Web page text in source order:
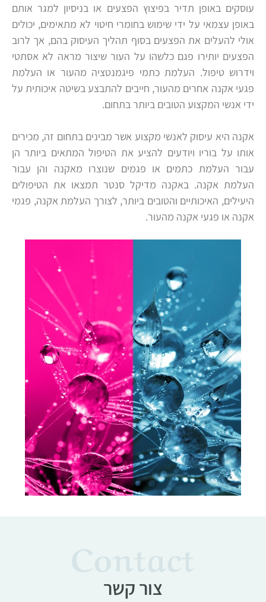
עוסקים באופן תדיר בפיצוץ הפצעים או בניסיון למגר אותם
באופן עצמאי על ידי שימוש בחומרי חיטוי לא מתאימים, יכולים
אולי להעלים את הפצעים בסוף תהליך העיסוק בהם, אך לרוב
הפצעים יותירו פגם כלשהו על העור שיצור מראה לא אסתטי
וידרוש טיפול. העלמת כתמי פיגמנטציה מהעור או העלמת
פגעי אקנה אחרים מהעור, חייבים להתבצע בשיטה איכותית על
ידי אנשי המקצוע הטובים ביותר בתחום.
אקנה היא עיסוק לאנשי מקצוע אשר מבינים בתחום זה, מכירים
אותו על בוריו ויודעים להציע את הטיפול המתאים ביותר הן
עבור העלמת כתמים או פגמים שנוצרו מאקנה והן עבור
העלמת אקנה. באקנה מדיקל סנטר תמצאו את הטיפולים
היעילים, האיכותיים והטובים ביותר, לצורך העלמת אקנה, פגמי
אקנה או פגעי אקנה מהעור.
צור קשר